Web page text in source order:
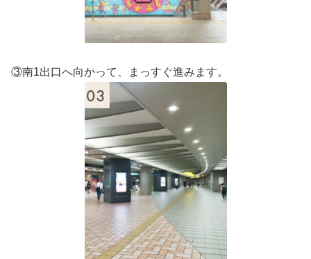
③南1出口へ向かって、まっすぐ進みます。